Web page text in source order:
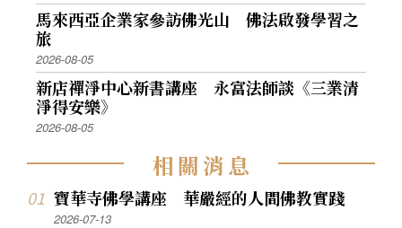
馬來西亞企業家參訪佛光山 佛法啟發學習之
旅
2026-08-05
新店禪淨中心新書講座 永富法師談《三業清
淨得安樂》
2026-08-05
相關消息
寶華寺佛學講座 華嚴經的人間佛教實踐
2026-07-13